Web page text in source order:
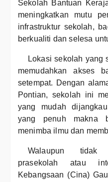
Sekolah Bantuan
meningkatkan mutu
infrastruktur sekolah,
berkualiti dan selesa
Lokasi sekolah yang
memudahkan akses
setempat. Dengan
Pontian, sekolah ini
yang mudah
yang penuh makna
menimba ilmu dan
Walaupun tidak
prasekolah atau
Kebangsaan (Cina)